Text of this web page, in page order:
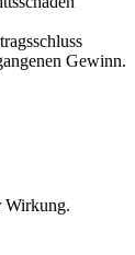
Gewinn.
Wirkung.